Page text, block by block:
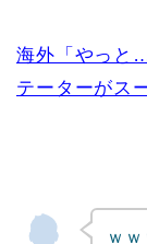
海外「やっと
テーターがス
ｗ